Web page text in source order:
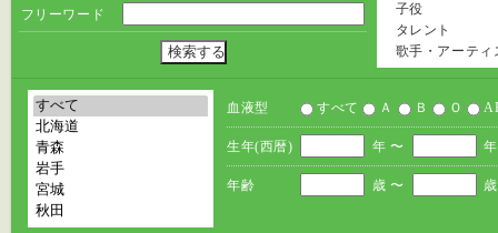
フリーワード
子役
タレント
歌手・アーティ
血液型 すべて Ａ Ｂ Ｏ
生年(西暦) 年 〜
年齢 歳 〜 歳